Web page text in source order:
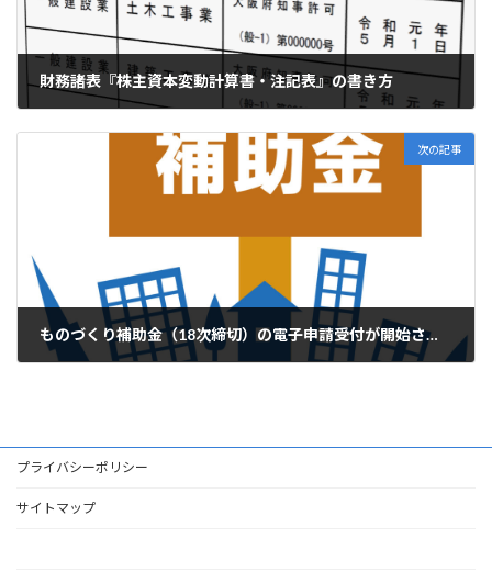
財務諸表『株主資本変動計算書・注記表』の書き方
次の記事
ものづくり補助金（18次締切）の電子申請受付が開始されました
プライバシーポリシー
サイトマップ